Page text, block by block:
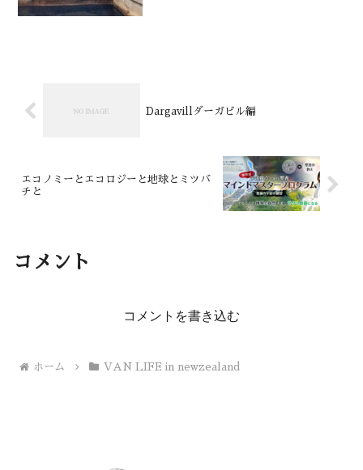
Dargavillダーガビル編
エコノミーとエコロジーと地球とミツバ
チと
コメント
コメントを書き込む
ホーム VAN LIFE in newzealand